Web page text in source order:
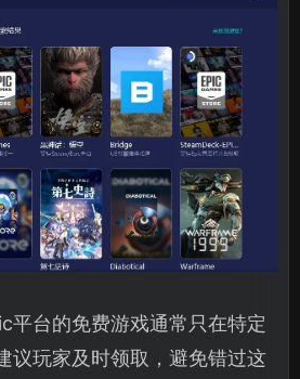
平台的免费游戏通常只在特定
议玩家及时领取，避免错过这